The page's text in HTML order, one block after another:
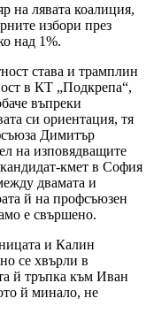
на лявата коалиция,
избори през
над 1%.
става и трамплин
в КТ „Подкрепа“,
въпреки
си ориентация, тя
Димитър
на изповядващите
кмет в София
двамата и
й на профсъюзен
е свършено.
и Калин
се хвърли в
й тръпка към Иван
й минало, не